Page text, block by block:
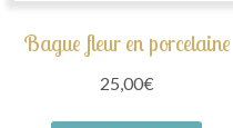
Bague fleur en porcelaine
25,00€